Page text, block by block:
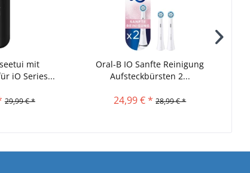
mit
iO Series...
29,99 € *
Oral-B IO Sanfte Reinigung
Aufsteckbürsten 2...
24,99 € * 28,99 € *